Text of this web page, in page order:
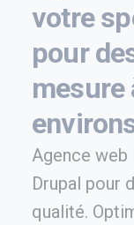
votre
pour
mesure
Agence web
Drupal pour
qualité.